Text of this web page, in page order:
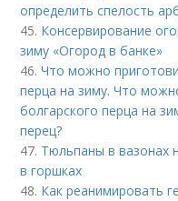
определить спелость
45. Консервирование
зиму «Огород в банке»
46.Что можно
перца на зиму. Что
болгарского перца на
перец?
47. Тюльпаны в вазонах
в горшках
48. Как реанимировать